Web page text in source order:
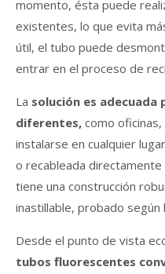
momento, ésta puede
existentes, lo que evita
útil, el tubo puede
entrar en el proceso de
La solución es adecuada
diferentes, como
instalarse en cualquier
o recableada directamente
tiene una construcción
inastillable, probado según
Desde el punto de vista
tubos fluorescentes